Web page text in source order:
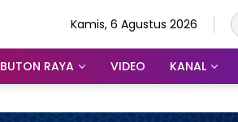
Kamis, 6 Agustus 2026
BUTON RAYA VIDEO KANAL